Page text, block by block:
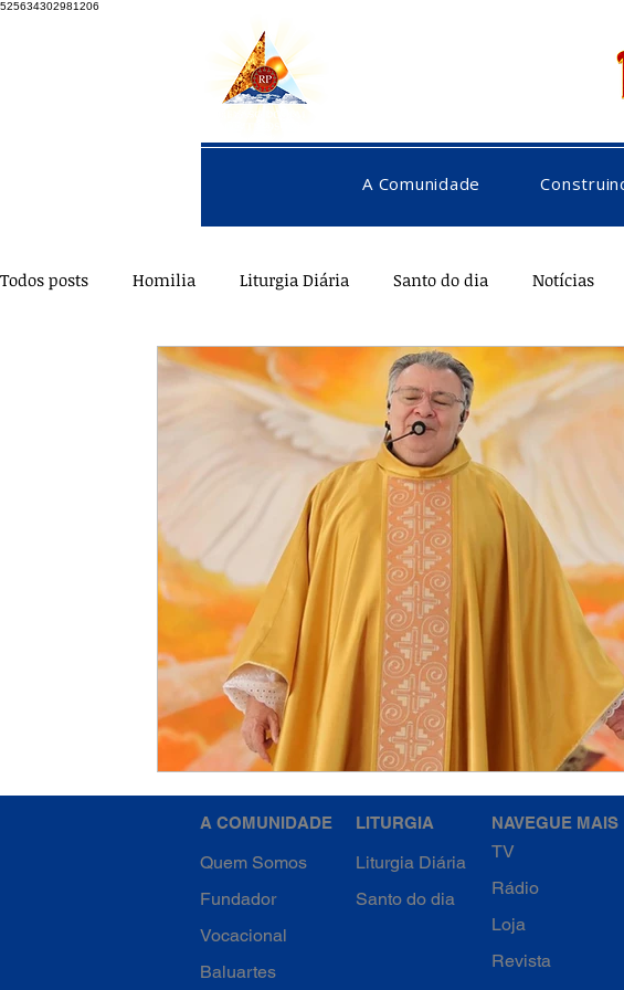
525634302981206
A Comunidade
Todos posts Homilia Liturgia Diária Santo do dia Notícias
Galeria Orações Saúde Diversos
A COMUNIDADE
Quem Somos
Fundador
Vocacional
Baluartes
LITURGIA
Liturgia Diária
Santo do dia
NAVEGUE MAIS
TV
Rádio
Loja
Revista